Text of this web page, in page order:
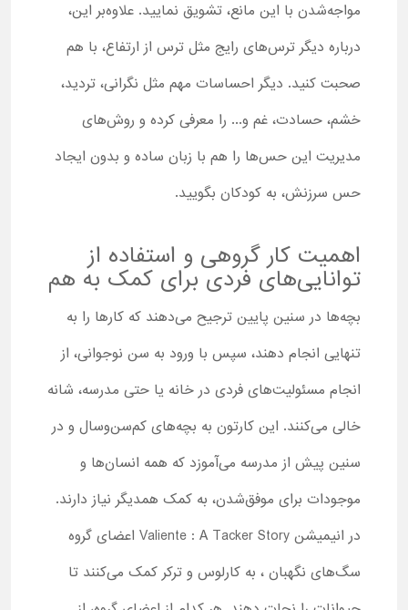
مواجه‌شدن با این مانع، تشویق نمایید. علاوه‌بر این،
درباره دیگر ترس‌های رایج مثل ترس از ارتفاع، با هم
صحبت کنید. دیگر احساسات مهم مثل نگرانی، تردید،
خشم، حسادت، غم و... را معرفی کرده و روش‌های
مدیریت این حس‌ها را هم با زبان ساده و بدون ایجاد
حس سرزنش، به کودکان بگویید.
اهمیت کار گروهی و استفاده از
توانایی‌های فردی برای کمک به هم
بچه‌ها در سنین پایین ترجیح می‌دهند که کارها را به
‌تنهایی انجام دهند، سپس با ورود به سن نوجوانی، از
انجام مسئولیت‌های فردی در خانه یا حتی مدرسه، شانه
خالی می‌کنند. این کارتون به بچه‌های کم‌سن‌وسال و در
سنین پیش از مدرسه می‌آموزد که همه انسان‌ها و
موجودات برای موفق‌شدن، به کمک همدیگر نیاز دارند.
در انیمیشن Valiente : A Tacker Story اعضای گروه
سگ‌های نگهبان ، به کارلوس و ترکر کمک می‌کنند تا